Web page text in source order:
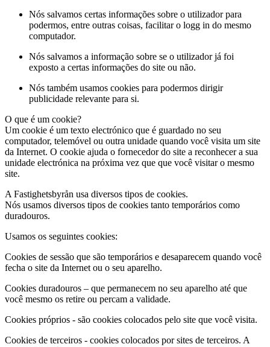
Nós salvamos certas informações sobre o utilizador para
podermos, entre outras coisas, facilitar o logg in do mesmo
computador.
Nós salvamos a informação sobre se o utilizador já foi
exposto a certas informações do site ou não.
Nós também usamos cookies para podermos dirigir
publicidade relevante para si.
O que é um cookie?
Um cookie é um texto electrónico que é guardado no seu
computador, telemóvel ou outra unidade quando você visita um site
da Internet. O cookie ajuda o fornecedor do site a reconhecer a sua
unidade electrónica na próxima vez que que você visitar o mesmo
site.
A Fastighetsbyrån usa diversos tipos de cookies.
Nós usamos diversos tipos de cookies tanto temporários como
duradouros.
Usamos os seguintes cookies:
Cookies de sessão que são temporários e desaparecem quando você
fecha o site da Internet ou o seu aparelho.
Cookies duradouros – que permanecem no seu aparelho até que
você mesmo os retire ou percam a validade.
Cookies próprios - são cookies colocados pelo site que você visita.
Cookies de terceiros - cookies colocados por sites de terceiros. A